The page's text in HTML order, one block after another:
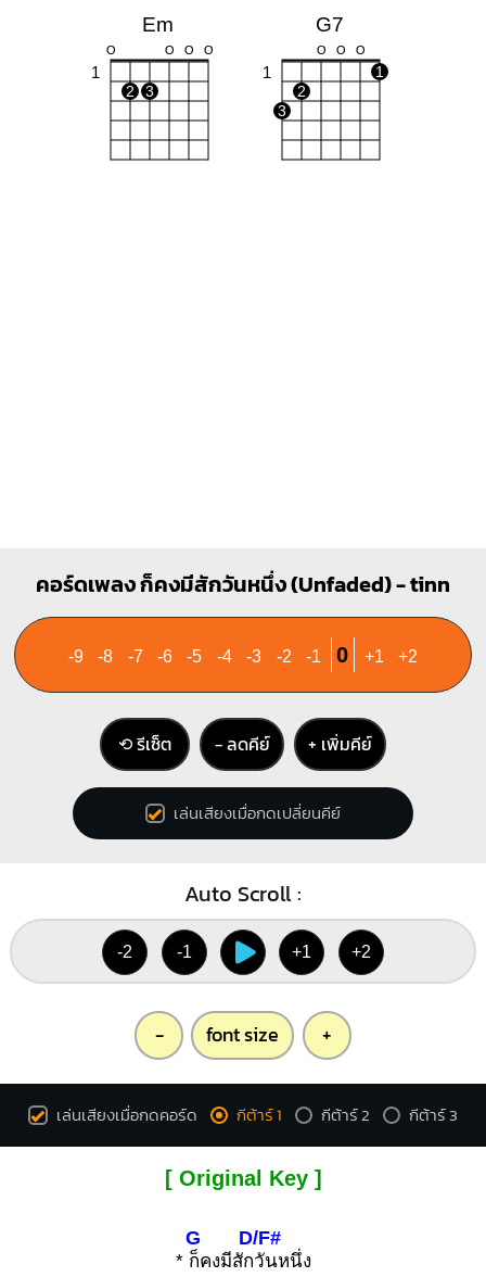
Em
O O O O
1
2 3
G7
O O O
1
1
2
3
F
1 1 1
1
3
X O O
1
C#
2 3 4
คอร์ดเพลง ก็คงมีสักวันหนึ่ง (Unfaded) - tinn
-9 -8 -7 -6 -5 -4 -3 -2 -1 0 +1 +2
⟲ รีเซ็ต − ลดคีย์ + เพิ่มคีย์
เล่นเสียงเมื่อกดเปลี่ยนคีย์
Auto Scroll :
-2 -1 +1 +2
- font size +
เล่นเสียงเมื่อกดคอร์ด กีต้าร์ 1 กีต้าร์ 2 กีต้าร์ 3
[ Original Key ]
*
G
ก็คงมีสัก
D/F#
วันหนึ่ง